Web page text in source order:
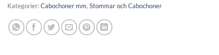
Kategorier:Cabochoner mm, Stommar och Cabochoner